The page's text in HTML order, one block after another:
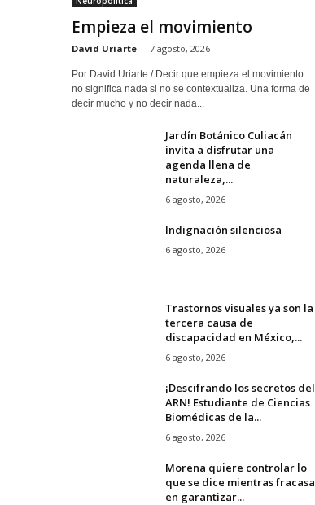
Empieza el movimiento
David Uriarte - 7 agosto, 2026
Por David Uriarte / Decir que empieza el movimiento
no significa nada si no se contextualiza. Una forma de
decir mucho y no decir nada...
Jardín Botánico Culiacán
invita a disfrutar una
agenda llena de
naturaleza,...
6 agosto, 2026
Indignación silenciosa
6 agosto, 2026
Trastornos visuales ya son la
tercera causa de
discapacidad en México,...
6 agosto, 2026
¡Descifrando los secretos del
ARN! Estudiante de Ciencias
Biomédicas de la...
6 agosto, 2026
Morena quiere controlar lo
que se dice mientras fracasa
en garantizar...